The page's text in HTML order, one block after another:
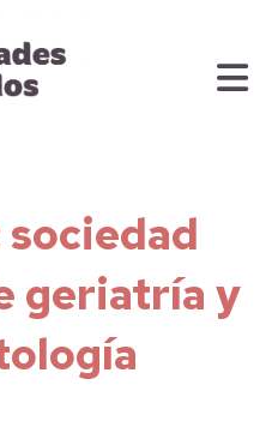
sociedad
geriatría y